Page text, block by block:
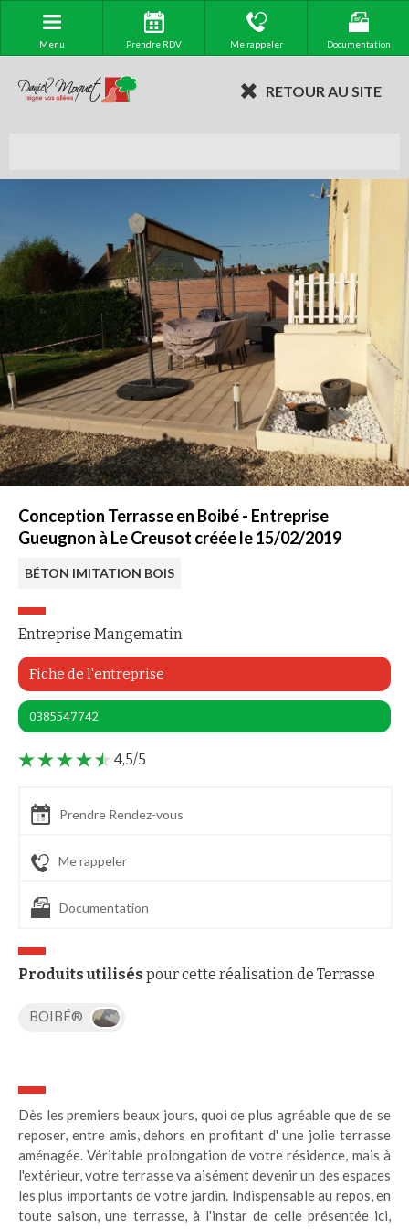
Menu Prendre RDV Me rappeler Documentation
RETOUR AU SITE
Conception Terrasse en Boibé - Entreprise
Gueugnon à Le Creusot créée le 15/02/2019
BÉTON IMITATION BOIS
Entreprise Mangematin
Fiche de l'entreprise
0385547742
4,5/5
Prendre Rendez-vous
Me rappeler
Documentation
Produits utilisés pour cette réalisation de Terrasse
BOIBÉ®
Dès les premiers beaux jours, quoi de plus agréable que de se
reposer, entre amis, dehors en profitant d' une jolie terrasse
aménagée. Véritable prolongation de votre résidence, mais à
l'extérieur, votre terrasse va aisément devenir un des espaces
les plus importants de votre jardin. Indispensable au repos, en
toute saison, une terrasse, à l'instar de celle présentée ici,